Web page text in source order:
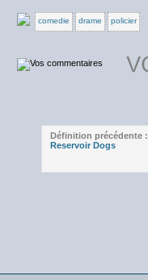
comedie drame policier
Définition précédente :
Reservoir Dogs